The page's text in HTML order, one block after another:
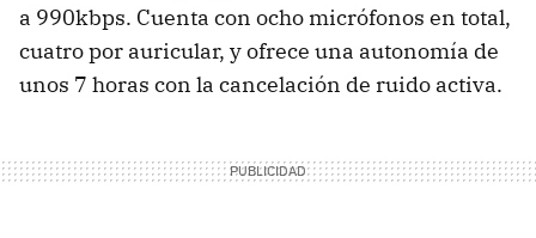
a 990kbps. Cuenta con ocho micrófonos en total,
cuatro por auricular, y ofrece una autonomía de
unos 7 horas con la cancelación de ruido activa.